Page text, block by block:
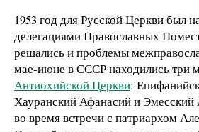
1953 год для Русской Церкви был
делегациями Православных
решались и проблемы
мае-июне в СССР находились три
Антиохийской Церкви:
Хауранский Афанасий и Эмесский
во время встречи с патриархом